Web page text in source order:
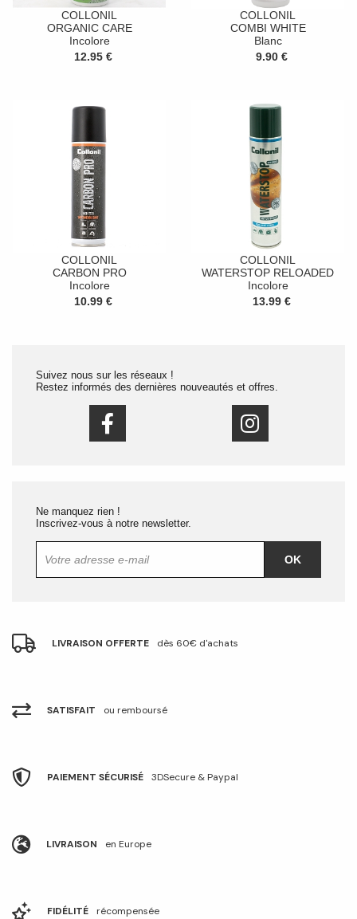
COLLONIL
ORGANIC CARE
Incolore
12.95 €
COLLONIL
COMBI WHITE
Blanc
9.90 €
COLLONIL
CARBON PRO
Incolore
10.99 €
COLLONIL
WATERSTOP RELOADED
Incolore
13.99 €
Suivez nous sur les réseaux !
Restez informés des dernières nouveautés et offres.
Ne manquez rien !
Inscrivez-vous à notre newsletter.
OK
LIVRAISON OFFERTE dès 60€ d'achats
SATISFAIT ou remboursé
PAIEMENT SÉCURISÉ 3DSecure & Paypal
LIVRAISON en Europe
FIDÉLITÉ récompensée